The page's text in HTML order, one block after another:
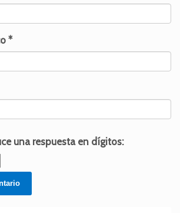
*
una respuesta en dígitos: